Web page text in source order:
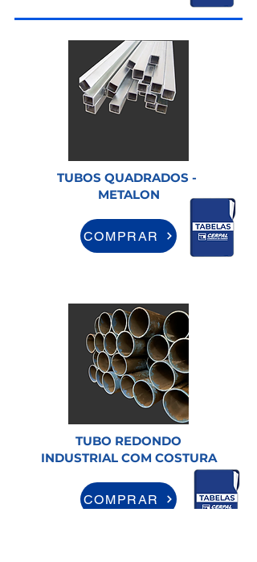
TUBOS QUADRADOS -
METALON
COMPRAR
TUBO REDONDO
INDUSTRIAL COM COSTURA
COMPRAR